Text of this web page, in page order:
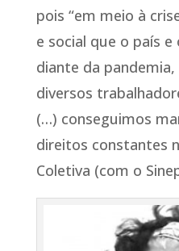
pois “em meio à
e social que o país
diante da
diversos
(…) conseguimos
direitos constantes
Coletiva (com o